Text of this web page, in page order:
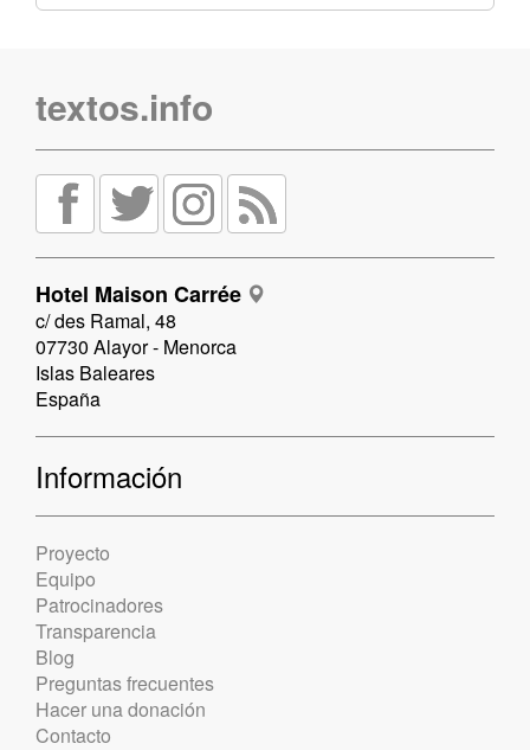
textos.info
Hotel Maison Carrée
c/ des Ramal, 48
07730 Alayor - Menorca
Islas Baleares
España
Información
Proyecto
Equipo
Patrocinadores
Transparencia
Blog
Preguntas frecuentes
Hacer una donación
Contacto